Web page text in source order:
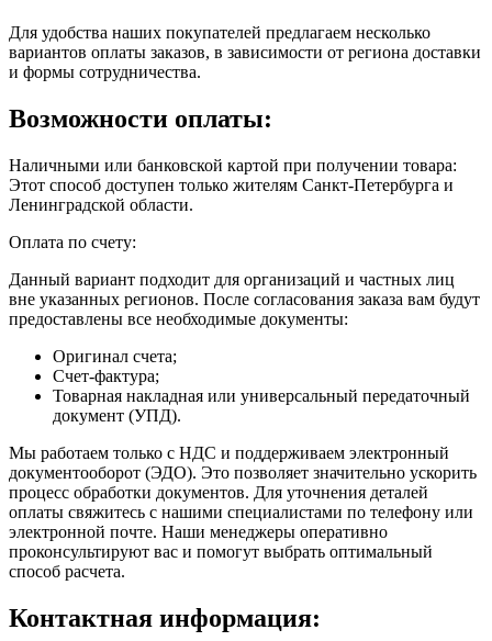
Для удобства наших покупателей предлагаем несколько
вариантов оплаты заказов, в зависимости от региона доставки
и формы сотрудничества.
Возможности оплаты:
Наличными или банковской картой при получении товара:
Этот способ доступен только жителям Санкт-Петербурга и
Ленинградской области.
Оплата по счету:
Данный вариант подходит для организаций и частных лиц
вне указанных регионов. После согласования заказа вам будут
предоставлены все необходимые документы:
Оригинал счета;
Счет-фактура;
Товарная накладная или универсальный передаточный
документ (УПД).
Мы работаем только с НДС и поддерживаем электронный
документооборот (ЭДО). Это позволяет значительно ускорить
процесс обработки документов. Для уточнения деталей
оплаты свяжитесь с нашими специалистами по телефону или
электронной почте. Наши менеджеры оперативно
проконсультируют вас и помогут выбрать оптимальный
способ расчета.
Контактная информация: